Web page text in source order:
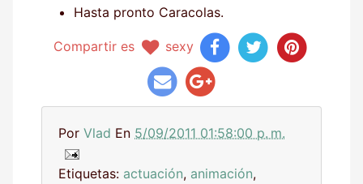
Hasta pronto Caracolas.
Compartir es sexy
Por Vlad En 5/09/2011 01:58:00 p. m.
Etiquetas: actuación, animación,